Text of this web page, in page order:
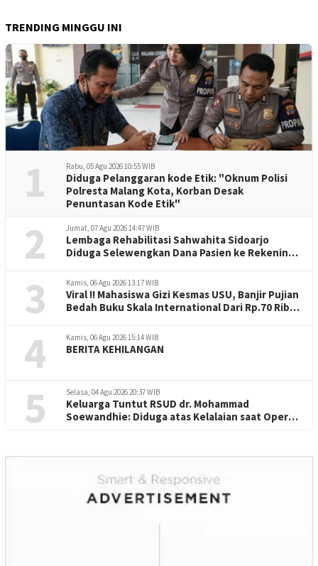
TRENDING MINGGU INI
1 Rabu, 05 Agu 2026 10:55 WIB
Diduga Pelanggaran kode Etik: "Oknum Polisi
Polresta Malang Kota, Korban Desak
Penuntasan Kode Etik"
2 Jumat, 07 Agu 2026 14:47 WIB
Lembaga Rehabilitasi Sahwahita Sidoarjo
Diduga Selewengkan Dana Pasien ke Rekening
3 Kamis, 06 Agu 2026 13:17 WIB
Viral !! Mahasiswa Gizi Kesmas USU, Banjir Pujian
Bedah Buku Skala International Dari Rp.70 Ribu
4 Kamis, 06 Agu 2026 15:14 WIB
BERITA KEHILANGAN
5 Selasa, 04 Agu 2026 20:37 WIB
Keluarga Tuntut RSUD dr. Mohammad
Soewandhie: Diduga atas Kelalaian saat Operasi